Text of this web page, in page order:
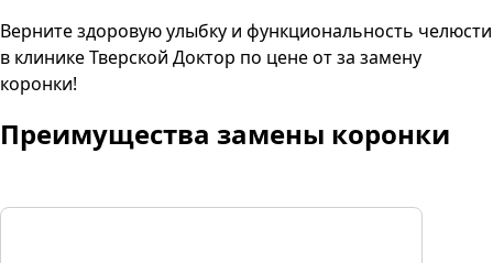
Верните здоровую улыбку и функциональность челюсти
в клинике Тверской Доктор по цене от за замену
коронки!
Преимущества замены коронки